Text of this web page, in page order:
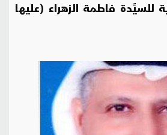
للسيِّدة فاطمة الزهراء (عليها